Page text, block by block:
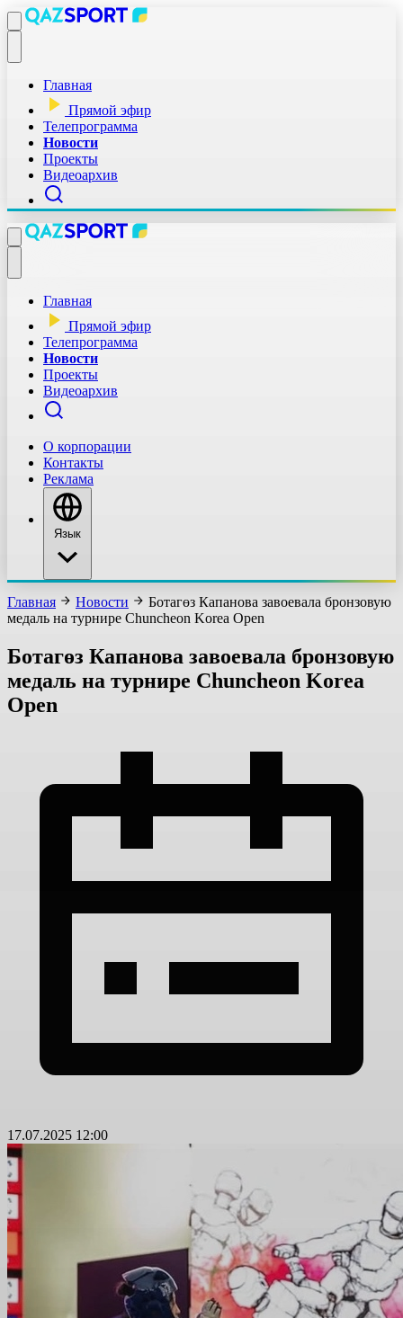
Главная
Прямой эфир
Телепрограмма
Новости
Проекты
Видеоархив
Главная
Прямой эфир
Телепрограмма
Новости
Проекты
Видеоархив
О корпорации
Контакты
Реклама
Язык
Главная Новости
Ботагөз Капанова завоевала бронзовую
медаль на турнире Chuncheon Korea Open
Ботагөз Капанова завоевала бронзовую
медаль на турнире Chuncheon Korea
Open
17.07.2025 12:00